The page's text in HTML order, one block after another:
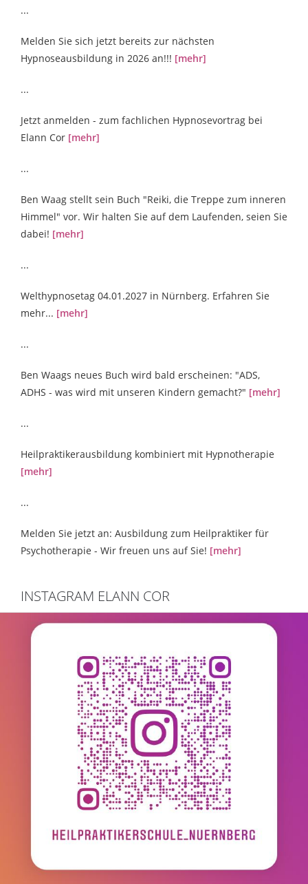
...
Melden Sie sich jetzt bereits zur nächsten
Hypnoseausbildung in 2026 an!!! [mehr]
...
Jetzt anmelden - zum fachlichen Hypnosevortrag bei
Elann Cor [mehr]
...
Ben Waag stellt sein Buch "Reiki, die Treppe zum inneren
Himmel" vor. Wir halten Sie auf dem Laufenden, seien Sie
dabei! [mehr]
...
Welthypnosetag 04.01.2027 in Nürnberg. Erfahren Sie
mehr... [mehr]
...
Ben Waags neues Buch wird bald erscheinen: "ADS,
ADHS - was wird mit unseren Kindern gemacht?" [mehr]
...
Heilpraktikerausbildung kombiniert mit Hypnotherapie
[mehr]
...
Melden Sie jetzt an: Ausbildung zum Heilpraktiker für
Psychotherapie - Wir freuen uns auf Sie! [mehr]
INSTAGRAM ELANN COR